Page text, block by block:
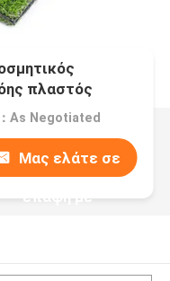
πλαστός
As Negotiated
Μας ελάτε σε
επαφή με